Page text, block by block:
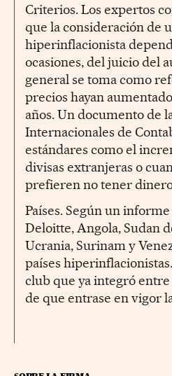
Criterios. Los expertos
que la consideración de
hiperinflacionista
ocasiones, del juicio del
general se toma como
precios hayan
años. Un documento de
Internacionales de
estándares como el
divisas extranjeras o
prefieren no tener
Países. Según un
Deloitte, Angola, Sudan
Ucrania, Surinam y
países
club que ya integró entre
de que entrase en vigor